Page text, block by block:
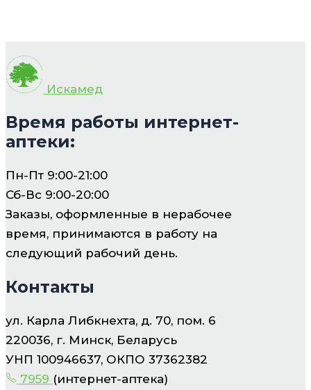
Искамед
Время работы интернет-
аптеки:
Пн-Пт 9:00-21:00
Сб-Вс 9:00-20:00
Заказы, оформленные в нерабочее
время, принимаются в работу на
следующий рабочий день.
Контакты
ул. Карла Либкнехта, д. 70, пом. 6
220036, г. Минск, Беларусь
УНП 100946637, ОКПО 37362382
7959 (интернет-аптека)